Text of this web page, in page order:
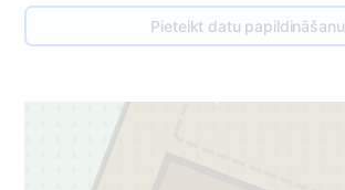
Pieteikt datu papildināšanu
45
2